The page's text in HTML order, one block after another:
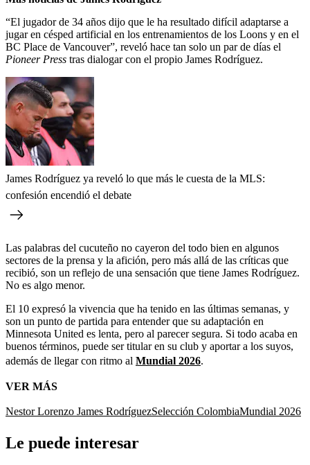
“El jugador de 34 años dijo que le ha resultado difícil adaptarse a
jugar en césped artificial en los entrenamientos de los Loons y en el
BC Place de Vancouver”, reveló hace tan solo un par de días el
Pioneer Press tras dialogar con el propio James Rodríguez.
James Rodríguez ya reveló lo que más le cuesta de la MLS:
confesión encendió el debate
Las palabras del cucuteño no cayeron del todo bien en algunos
sectores de la prensa y la afición, pero más allá de las críticas que
recibió, son un reflejo de una sensación que tiene James Rodríguez.
No es algo menor.
El 10 expresó la vivencia que ha tenido en las últimas semanas, y
son un punto de partida para entender que su adaptación en
Minnesota United es lenta, pero al parecer segura. Si todo acaba en
buenos términos, puede ser titular en su club y aportar a los suyos,
además de llegar con ritmo al Mundial 2026.
VER MÁS
Nestor Lorenzo James RodríguezSelección ColombiaMundial 2026
Le puede interesar